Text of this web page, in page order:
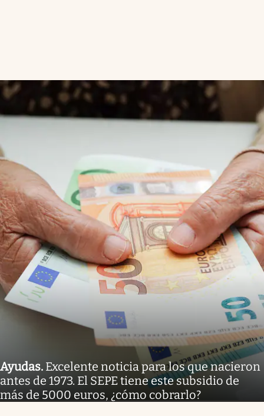
Ayudas. Excelente noticia para los que nacieron
antes de 1973. El SEPE tiene este subsidio de
más de 5000 euros, ¿cómo cobrarlo?